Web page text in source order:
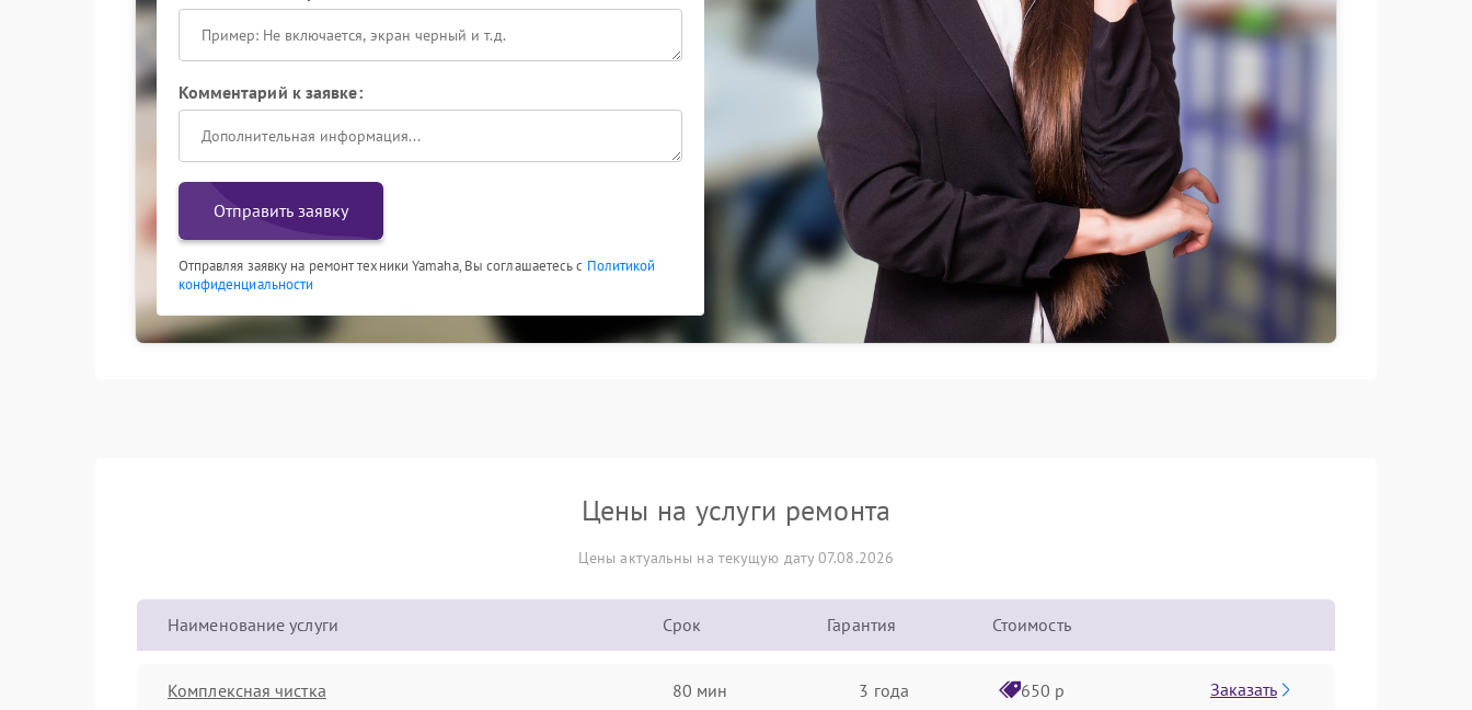
Комментарий к заявке:
Отправить заявку
Отправляя заявку на ремонт техники Yamaha, Вы соглашаетесь с Политикой
конфиденциальности
Цены на услуги ремонта
Цены актуальны на текущую дату 07.08.2026
Наименование услуги Срок Гарантия Стоимость
Комплексная чистка 80 мин 3 года 650 р Заказать